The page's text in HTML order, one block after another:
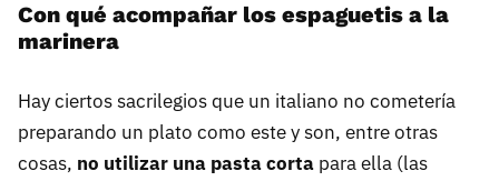
Con qué acompañar los espaguetis a la
marinera
Hay ciertos sacrilegios que un italiano no cometería
preparando un plato como este y son, entre otras
cosas, no utilizar una pasta corta para ella (las